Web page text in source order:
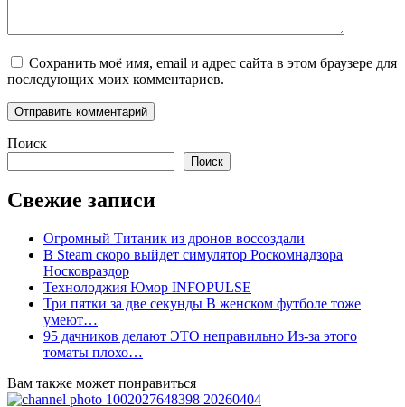
Сохранить моё имя, email и адрес сайта в этом браузере для
последующих моих комментариев.
Поиск
Поиск
Свежие записи
Огромный Титаник из дронов воссоздали
В Steam скоро выйдет симулятор Роскомнадзора
Носковраздор
Технолоджия Юмор INFOPULSE
Три пятки за две секунды В женском футболе тоже
умеют…
95 дачников делают ЭТО неправильно Из-за этого
томаты плохо…
Вам также может понравиться